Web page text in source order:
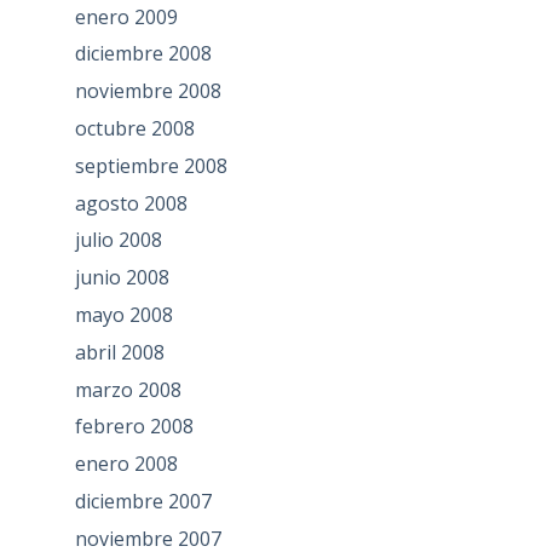
enero 2009
diciembre 2008
noviembre 2008
octubre 2008
septiembre 2008
agosto 2008
julio 2008
junio 2008
mayo 2008
abril 2008
marzo 2008
febrero 2008
enero 2008
diciembre 2007
noviembre 2007